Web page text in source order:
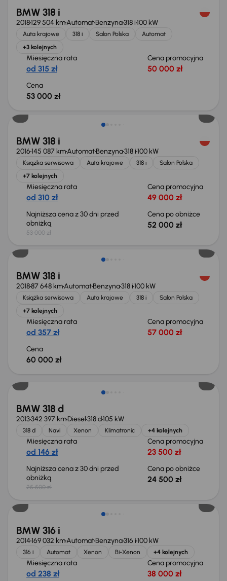
BMW 318 i
2018129 504 kmAutomatBenzyna318 i100 kW
Auta krajowe 318 i Salon Polska
Automat
+3 kolejnych
Miesięczna rata
od 315 zł
Cena promocyjna
50 000 zł
Cena
53 000 zł
Taniej o 1 000 zł
BMW 318 i
2016145 087 kmAutomatBenzyna318 i100 kW
Książka serwisowa Auta krajowe 318 i
Salon Polska
+7 kolejnych
Miesięczna rata
od 310 zł
Cena promocyjna
49 000 zł
Najniższa cena z 30 dni przed
obniżką
53 000 zł
Cena po obniżce
52 000 zł
BMW 318 i
201887 648 kmAutomatBenzyna318 i100 kW
Książka serwisowa Auta krajowe 318 i
Salon Polska
+7 kolejnych
Miesięczna rata
od 357 zł
Cena promocyjna
57 000 zł
Cena
60 000 zł
BMW 318 d
2013342 397 kmDiesel318 d105 kW
318 d Navi Xenon Klimatronic +4 kolejnych
Miesięczna rata
od 146 zł
Cena promocyjna
23 500 zł
Najniższa cena z 30 dni przed
obniżką
25 500 zł
Cena po obniżce
24 500 zł
BMW 316 i
2014169 032 kmAutomatBenzyna316 i100 kW
316 i Automat Xenon Bi-Xenon +4 kolejnych
Miesięczna rata
od 238 zł
Cena promocyjna
38 000 zł